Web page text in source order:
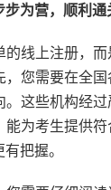
为营，顺利通
的线上注册，
，您需要在全
。这些机构经
为考生提供符
把握。